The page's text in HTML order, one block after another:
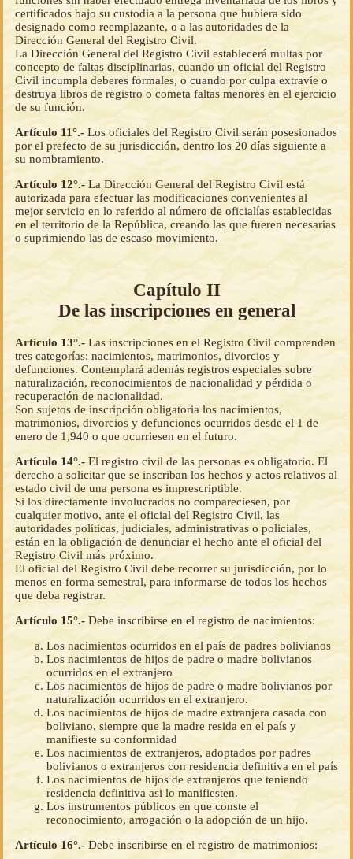
certificados bajo su custodia a la persona que hubiera sido
designado como reemplazante, o a las autoridades de la
Dirección General del Registro Civil.
La Dirección General del Registro Civil establecerá multas por
concepto de faltas disciplinarias, cuando un oficial del Registro
Civil incumpla deberes formales, o cuando por culpa extravíe o
destruya libros de registro o cometa faltas menores en el ejercicio
de su función.
Artículo 11°.- Los oficiales del Registro Civil serán posesionados
por el prefecto de su jurisdicción, dentro los 20 días siguiente a
su nombramiento.
Artículo 12°.- La Dirección General del Registro Civil está
autorizada para efectuar las modificaciones convenientes al
mejor servicio en lo referido al número de oficialías establecidas
en el territorio de la República, creando las que fueren necesarias
o suprimiendo las de escaso movimiento.
Capítulo II
De las inscripciones en general
Artículo 13°.- Las inscripciones en el Registro Civil comprenden
tres categorías: nacimientos, matrimonios, divorcios y
defunciones. Contemplará además registros especiales sobre
naturalización, reconocimientos de nacionalidad y pérdida o
recuperación de nacionalidad.
Son sujetos de inscripción obligatoria los nacimientos,
matrimonios, divorcios y defunciones ocurridos desde el 1 de
enero de 1,940 o que ocurriesen en el futuro.
Artículo 14°.- El registro civil de las personas es obligatorio. El
derecho a solicitar que se inscriban los hechos y actos relativos al
estado civil de una persona es imprescriptible.
Si los directamente involucrados no compareciesen, por
cualquier motivo, ante el oficial del Registro Civil, las
autoridades políticas, judiciales, administrativas o policiales,
están en la obligación de denunciar el hecho ante el oficial del
Registro Civil más próximo.
El oficial del Registro Civil debe recorrer su jurisdicción, por lo
menos en forma semestral, para informarse de todos los hechos
que deba registrar.
Artículo 15°.- Debe inscribirse en el registro de nacimientos:
Los nacimientos ocurridos en el país de padres bolivianos
Los nacimientos de hijos de padre o madre bolivianos
ocurridos en el extranjero
Los nacimientos de hijos de padre o madre bolivianos por
naturalización ocurridos en el extranjero.
Los nacimientos de hijos de madre extranjera casada con
boliviano, siempre que la madre resida en el país y
manifieste su conformidad
Los nacimientos de extranjeros, adoptados por padres
bolivianos o extranjeros con residencia definitiva en el país
Los nacimientos de hijos de extranjeros que teniendo
residencia definitiva asi lo manifiesten.
Los instrumentos públicos en que conste el
reconocimiento, arrogación o la adopción de un hijo.
Artículo 16°.- Debe inscribirse en el registro de matrimonios: